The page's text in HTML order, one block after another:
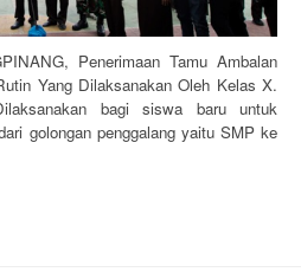
Penerimaan Tamu Ambalan
Yang Dilaksanakan Oleh Kelas X.
bagi siswa baru untuk
golongan penggalang yaitu SMP ke